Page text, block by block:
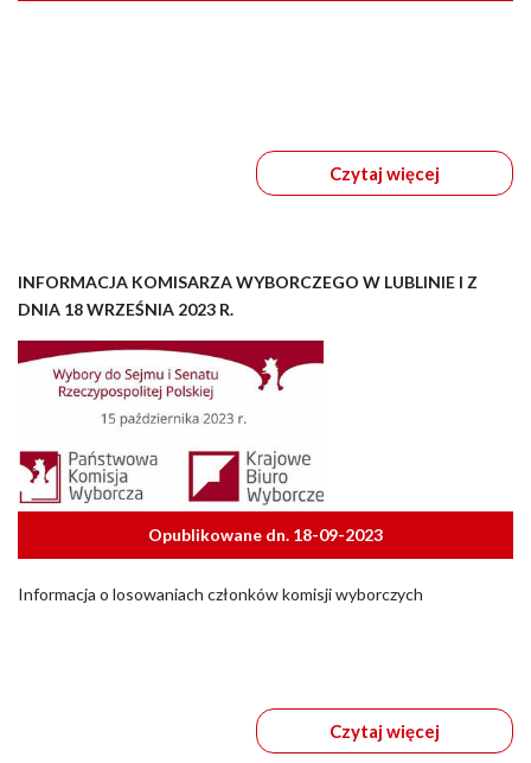
Czytaj więcej
INFORMACJA KOMISARZA WYBORCZEGO W LUBLINIE I Z
DNIA 18 WRZEŚNIA 2023 R.
Opublikowane dn. 18-09-2023
Informacja o losowaniach członków komisji wyborczych
Czytaj więcej